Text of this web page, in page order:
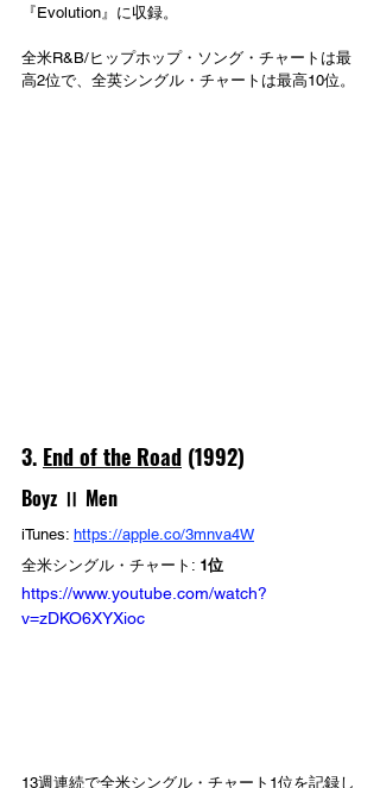
『Evolution』に収録。
全米R&B/ヒップホップ・ソング・チャートは最
高2位で、全英シングル・チャートは最高10位。
3. End of the Road (1992)
Boyz Ⅱ Men
iTunes: https://apple.co/3mnva4W
全米シングル・チャート: 1位
https://www.youtube.com/watch?
v=zDKO6XYXioc
13週連続で全米シングル・チャート1位を記録し